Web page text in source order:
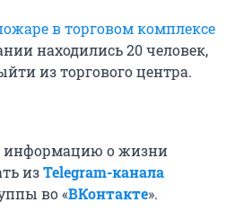
в торговом комплексе
находились 20 человек,
из торгового центра.
информацию о жизни
изTelegram-канала
во «ВКонтакте».